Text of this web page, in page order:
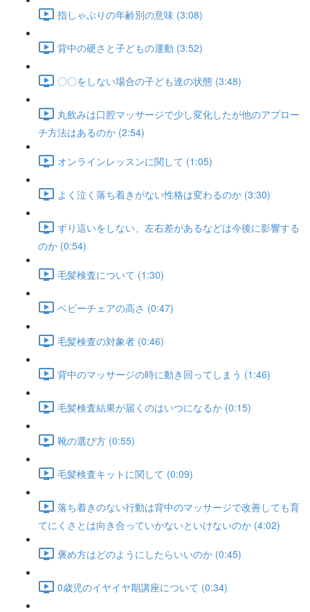
指しゃぶりの年齢別の意味 (3:08)
背中の硬さと子どもの運動 (3:52)
〇〇をしない場合の子ども達の状態 (3:48)
丸飲みは口腔マッサージで少し変化したが他のアプロー
チ方法はあるのか (2:54)
オンラインレッスンに関して (1:05)
よく泣く落ち着きがない性格は変わるのか (3:30)
ずり這いをしない、左右差があるなどは今後に影響する
のか (0:54)
毛髪検査について (1:30)
ベビーチェアの高さ (0:47)
毛髪検査の対象者 (0:46)
背中のマッサージの時に動き回ってしまう (1:46)
毛髪検査結果が届くのはいつになるか (0:15)
靴の選び方 (0:55)
毛髪検査キットに関して (0:09)
落ち着きのない行動は背中のマッサージで改善しても育
てにくさとは向き合っていかないといけないのか (4:02)
褒め方はどのようにしたらいいのか (0:45)
0歳児のイヤイヤ期講座について (0:34)